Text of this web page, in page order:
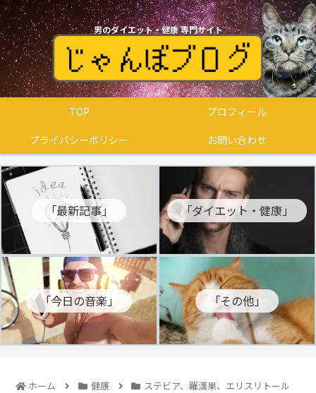
男のダイエット・健康 専門サイト
TOP
プロフィール
プライバシーポリシー
お問い合わせ
「最新記事」 「ダイエット・健康」
「今日の音楽」 「その他」
ホーム 健康 ステビア、羅漢果、エリスリトール